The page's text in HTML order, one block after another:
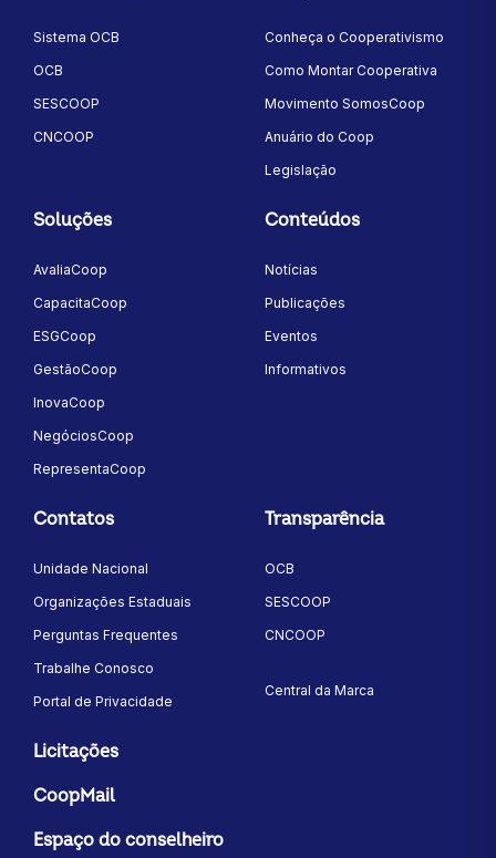
Sistema OCB
OCB
SESCOOP
CNCOOP
Conheça o Cooperativismo
Como Montar Cooperativa
Movimento SomosCoop
Anuário do Coop
Legislação
Soluções
AvaliaCoop
CapacitaCoop
ESGCoop
GestãoCoop
InovaCoop
NegóciosCoop
RepresentaCoop
Conteúdos
Notícias
Publicações
Eventos
Informativos
Contatos
Unidade Nacional
Organizações Estaduais
Perguntas Frequentes
Trabalhe Conosco
Portal de Privacidade
Transparência
OCB
SESCOOP
CNCOOP
Central da Marca
Licitações
CoopMail
Espaço do conselheiro